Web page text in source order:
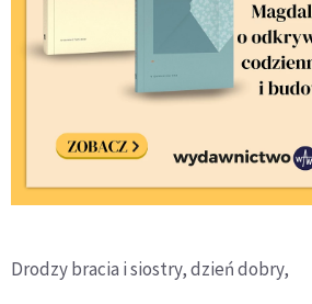
Drodzy bracia i siostry, dzień dobry,